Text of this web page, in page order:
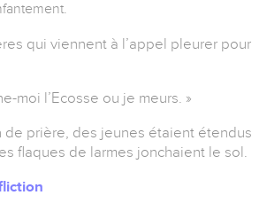
qui viennent à l’appel pleurer pour
moi l’Ecosse ou je meurs. »
de prière, des jeunes étaient étendus
flaques de larmes jonchaient le sol.